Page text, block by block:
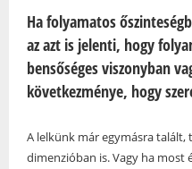
Ha folyamatos
az azt is jelenti, hogy
bensőséges viszonyban
következménye, hogy
A lelkünk már egymásra talált,
dimenzióban is. Vagy ha most